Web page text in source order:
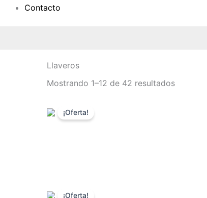
Contacto
Llaveros
Mostrando 1–12 de 42 resultadosúltimos
¡Oferta!
¡Oferta!